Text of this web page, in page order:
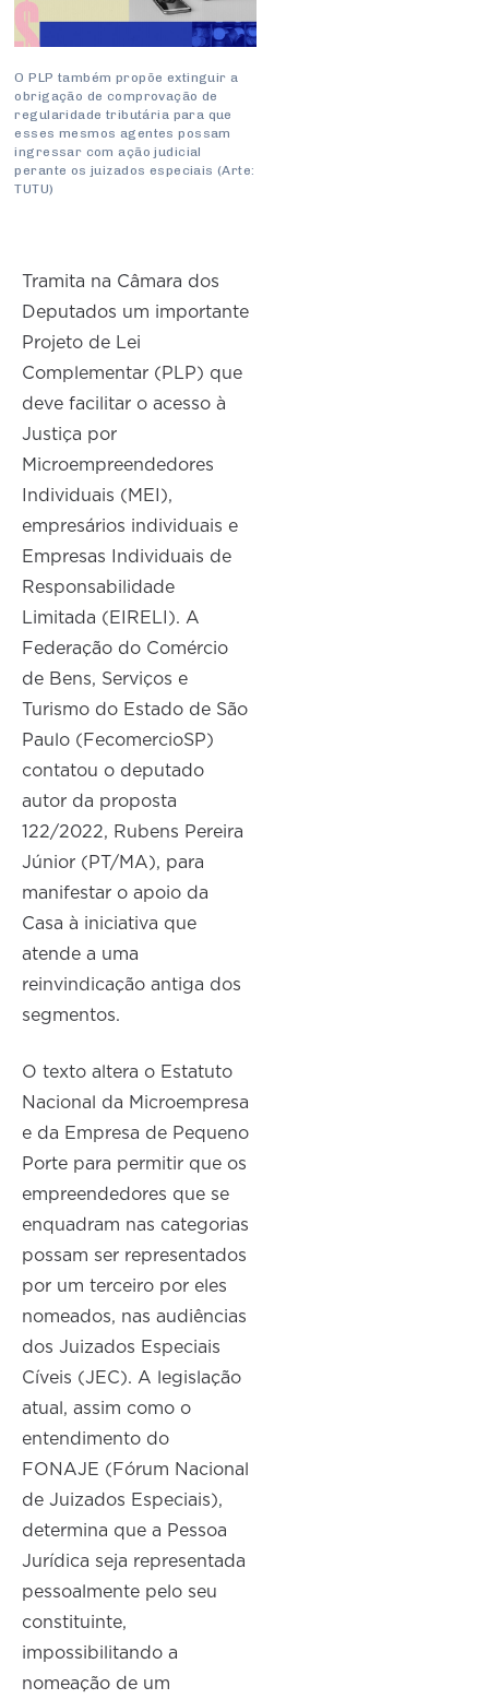
Conselho de Relações Internacionais
Conselho de Sustentabilidade
Conselho de Comércio Eletrônico
O PLP também propõe extinguir a
obrigação de comprovação de
regularidade tributária para que
esses mesmos agentes possam
ingressar com ação judicial
perante os juizados especiais (Arte:
TUTU)
Tramita na Câmara dos
Deputados um importante
Projeto de Lei
Complementar (PLP) que
deve facilitar o acesso à
Justiça por
Microempreendedores
Individuais (MEI),
empresários individuais e
Empresas Individuais de
Responsabilidade
Limitada (EIRELI). A
Federação do Comércio
de Bens, Serviços e
Turismo do Estado de São
Paulo (FecomercioSP)
contatou o deputado
autor da proposta
122/2022, Rubens Pereira
Júnior (PT/MA), para
manifestar o apoio da
Casa à iniciativa que
atende a uma
reinvindicação antiga dos
segmentos.
O texto altera o Estatuto
Nacional da Microempresa
e da Empresa de Pequeno
Porte para permitir que os
empreendedores que se
enquadram nas categorias
possam ser representados
por um terceiro por eles
nomeados, nas audiências
dos Juizados Especiais
Cíveis (JEC). A legislação
atual, assim como o
entendimento do
FONAJE (Fórum Nacional
de Juizados Especiais),
determina que a Pessoa
Jurídica seja representada
pessoalmente pelo seu
constituinte,
impossibilitando a
nomeação de um